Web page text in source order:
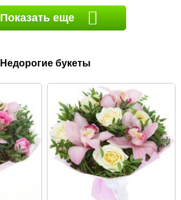
Показать еще
Недорогие букеты